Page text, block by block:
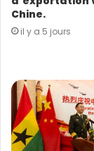
(Source/photo
a
l
Chine.
il y a 5 jours